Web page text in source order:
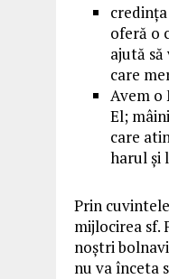
oferă o
ajută
care
Avem o
El;
care
harul și
Prin
mijlocirea sf.
noștri
nu va înceta